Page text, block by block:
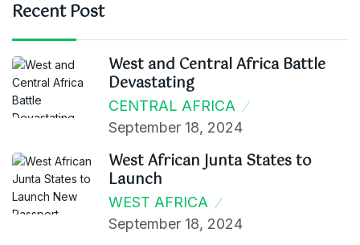
Recent Post
West and Central Africa Battle
Devastating
CENTRAL AFRICA
September 18, 2024
West African Junta States to
Launch
WEST AFRICA
September 18, 2024